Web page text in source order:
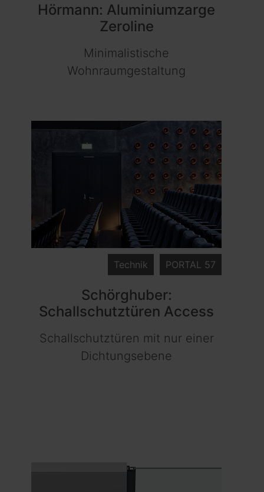
Hörmann: Aluminiumzarge
Zeroline
Minimalistische
Wohnraumgestaltung
PORTAL 57
Technik
Schörghuber:
Schallschutztüren Access
Schallschutztüren mit nur einer
Dichtungsebene